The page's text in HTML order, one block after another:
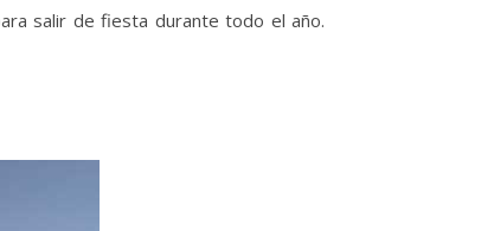
salir de fiesta durante todo el año.